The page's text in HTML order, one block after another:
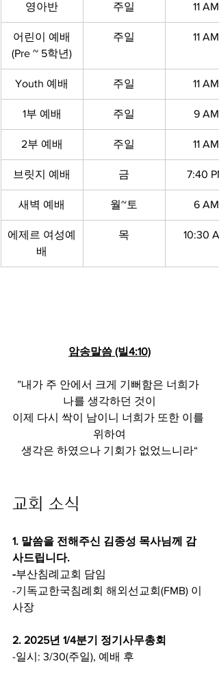
영아반 주일 11 AM
어린이 예배
(Pre ~ 5학년)
주일 11 AM
Youth 예배 주일 11 AM
1부 예배 주일 9 AM
2부 예배 주일 11 AM
브릿지 예배 금 7:40 PM
새벽 예배 월~토 6 AM
에제르 여성예
배
목 10:30
암송말씀 (빌4:10)
”내가 주 안에서 크게 기뻐함은 너희가
나를 생각하던 것이
이제 다시 싹이 남이니 너희가 또한 이를
위하여
생각은 하였으나 기회가 없었느니라“
교회 소식
1. 말씀을 전해주신 김종성 목사님께 감
사드립니다.
-부산침례교회 담임
-기독교한국침례회 해외선교회(FMB) 이
사장
2. 2025년 1/4분기 정기사무총회
-일시: 3/30(주일), 예배 후